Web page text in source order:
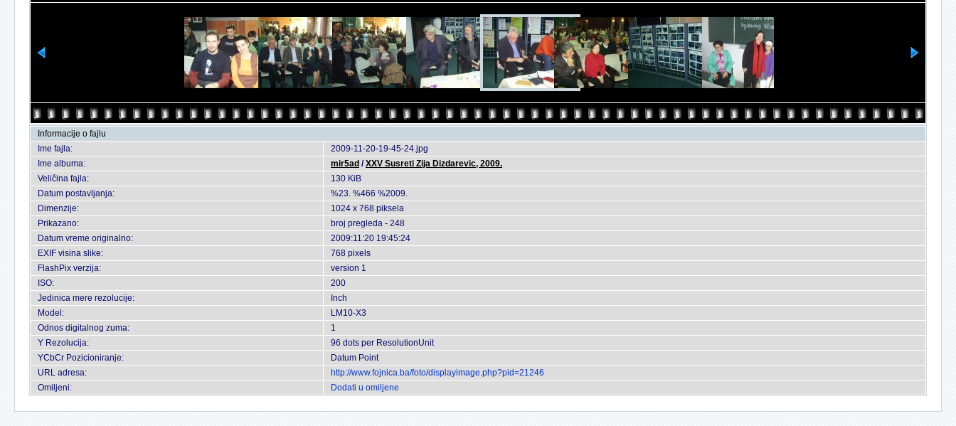
Informacije o fajlu
Ime fajla:
2009-11-20-19-45-24.jpg
Ime albuma:
mir5ad /XXV Susreti Zija Dizdarevic, 2009.
Veličina fajla:
130 KiB
Datum postavljanja:
%23. %466 %2009.
Dimenzije:
1024 x 768 piksela
Prikazano:
broj pregleda - 248
Datum vreme originalno:
2009:11:20 19:45:24
EXIF visina slike:
768 pixels
FlashPix verzija:
version 1
ISO:
200
Jedinica mere rezolucije:
Inch
Model:
LM10-X3
Odnos digitalnog zuma:
1
Y Rezolucija:
96 dots per ResolutionUnit
YCbCr Pozicioniranje:
Datum Point
URL adresa:
http://www.fojnica.ba/foto/displayimage.php?pid=21246
Omiljeni:
Dodati u omiljene